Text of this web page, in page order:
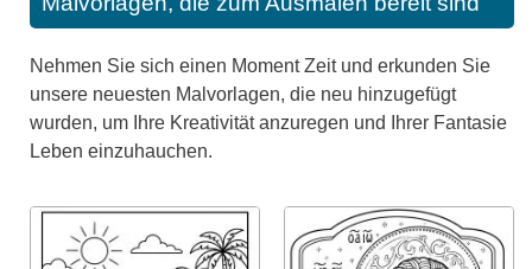
Nehmen Sie sich einen Moment Zeit und erkunden Sie
unsere neuesten Malvorlagen, die neu hinzugefügt
wurden, um Ihre Kreativität anzuregen und Ihrer Fantasie
Leben einzuhauchen.